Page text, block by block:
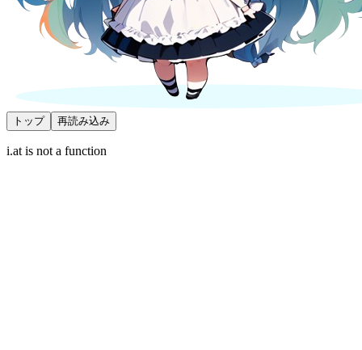
トップ 再読み込み
i.at is not a function